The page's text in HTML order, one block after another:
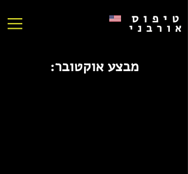
טיפוס
אורבני
מבצע אוקטובר: